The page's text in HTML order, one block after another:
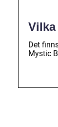
Det
Mystic